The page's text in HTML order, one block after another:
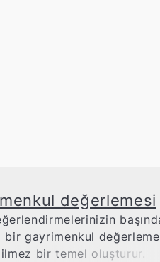
değerlemesi
bir gayrimenkul
bir temel oluşturur.